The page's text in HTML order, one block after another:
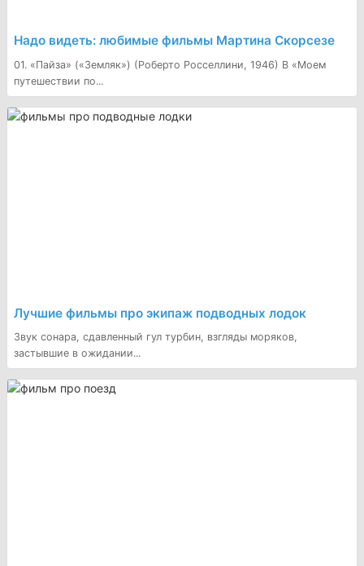
Надо видеть: любимые фильмы Мартина Скорсезе
01. «Пайза» («Земляк») (Роберто Росселлини, 1946) В «Моем
путешествии по...
Лучшие фильмы про экипаж подводных лодок
Звук сонара, сдавленный гул турбин, взгляды моряков,
застывшие в ожидании...